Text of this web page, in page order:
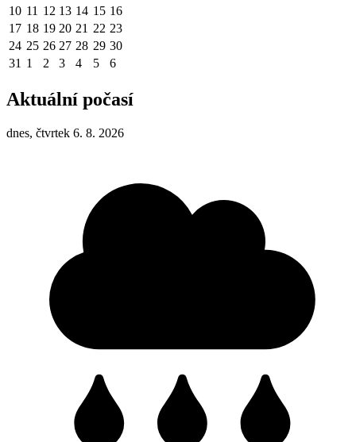
10 11 12 13 14 15 16
17 18 19 20 21 22 23
24 25 26 27 28 29 30
31 1 2 3 4 5 6
Aktuální počasí
dnes, čtvrtek 6. 8. 2026